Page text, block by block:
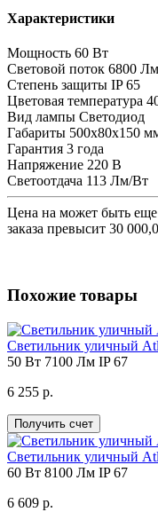
Характеристики
Мощность 60 Вт
Световой поток 6800 Лм
Степень защиты IP 65
Цветовая температура
Вид лампы Светодиод
Габариты 500х80х150
Гарантия 3 года
Напряжение 220 В
Светоотдача 113 Лм/Вт
Цена на может быть
заказа превысит 30
Похожие товары
Светильник уличный
50 Вт 7100 Лм IP 67
6 255 р.
Получить счет
Светильник уличный
60 Вт 8100 Лм IP 67
6 609 р.